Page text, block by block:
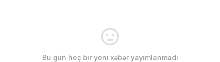
Bu gün heç bir yeni xəbər yayımlanmadı